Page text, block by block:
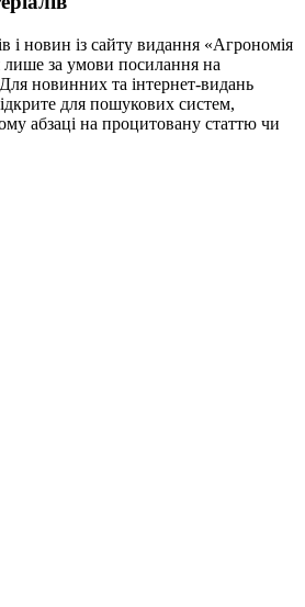
і новин із сайту видання «Агрономія
лише за умови посилання на
новинних та інтернет-видань
для пошукових систем,
абзаці на процитовану статтю чи